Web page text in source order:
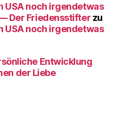
USA noch irgendetwas
Der Friedensstifter zu
USA noch irgendetwas
Entwicklung
der Liebe